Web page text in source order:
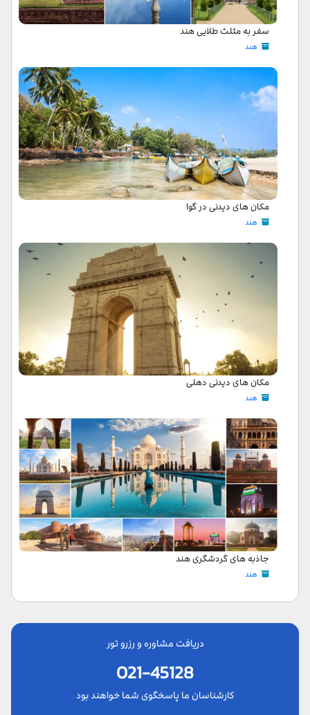
سفر به مثلث طلایی هند
هند
مکان های دیدنی در گوا
هند
مکان های دیدنی دهلی
هند
جاذبه های گردشگری هند
هند
دریافت مشاوره و رزرو تور
021-45128
کارشناسان ما پاسخگوی شما خواهند بود